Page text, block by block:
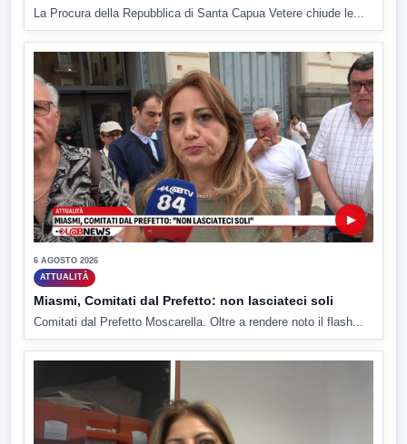
La Procura della Repubblica di Santa Capua Vetere chiude le...
▶
6 AGOSTO 2026
ATTUALITÀ
Miasmi, Comitati dal Prefetto: non lasciateci soli
Comitati dal Prefetto Moscarella. Oltre a rendere noto il flash...